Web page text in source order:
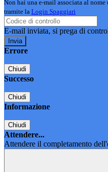
Non hai una e-mail associata al
tramite la Login Spaggiari
E-mail inviata, si prega di
Errore
Chiudi
Successo
Chiudi
Informazione
Chiudi
Attendere...
Attendere il completamento